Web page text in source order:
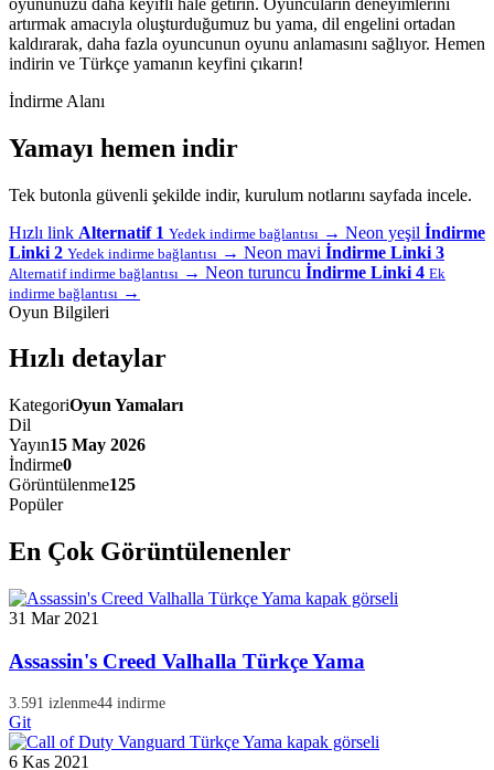
artırmak amacıyla oluşturduğumuz bu yama, dil engelini ortadan
kaldırarak, daha fazla oyuncunun oyunu anlamasını sağlıyor. Hemen
indirin ve Türkçe yamanın keyfini çıkarın!
İndirme Alanı
Yamayı hemen indir
Tek butonla güvenli şekilde indir, kurulum notlarını sayfada incele.
Hızlı link Alternatif 1 Yedek indirme bağlantısı → Neon yeşil İndirme
Linki 2 Yedek indirme bağlantısı → Neon mavi İndirme Linki 3
Alternatif indirme bağlantısı → Neon turuncu İndirme Linki 4 Ek
indirme bağlantısı →
Oyun Bilgileri
Hızlı detaylar
KategoriOyun Yamaları
Dil
Yayın15 May 2026
İndirme0
Görüntülenme125
Popüler
En Çok Görüntülenenler
31 Mar 2021
Assassin's Creed Valhalla Türkçe Yama
3.591 izlenme44 indirme
Git
6 Kas 2021